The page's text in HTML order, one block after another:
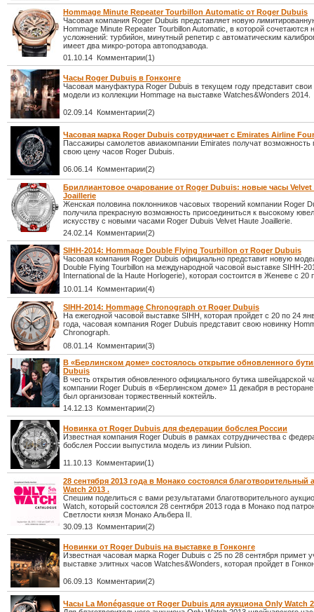
Hommage Minute Repeater Tourbillon Automatic от Roger Dubuis
Часовая компания Roger Dubuis представляет новую
Hommage Minute Repeater Tourbillon Automatic, в которой сочетаются
усложнений: турбийон, минутный репетир с автоматическим
имеет два микро-ротора автоподзавода.
01.10.14 Комментарии(1)
Часы Roger Dubuis в Гонконге
Часовая мануфактура Roger Dubuis в текущем году представит
модели из коллекции Hommage на выставке Watches&Wonders 2014.
02.09.14 Комментарии(2)
Часовая марка Roger Dubuis сотрудничает с Emirates Airline
Пассажиры самолетов авиакомпании Emirates получат возможность
свою цену часов Roger Dubuis.
06.06.14 Комментарии(2)
Бриллиантовое очарование от Roger Dubuis: новые часы Velvet
Joaillerie
Женская половина поклонников часовых творений компании Roger
получила прекрасную возможность присоединиться к высокому
искусству с новыми часами Roger Dubuis Velvet Haute Joaillerie.
24.02.14 Комментарии(2)
SIHH-2014: Hommage Double Flying Tourbillon от Roger Dubuis
Часовая компания Roger Dubuis официально представит новую
Double Flying Tourbillon на международной часовой выставке SIHH-
International de la Haute Horlogerie), которая состоится в Женеве с 20
10.01.14 Комментарии(4)
SIHH-2014: Hommage Chronograph от Roger Dubuis
На ежегодной часовой выставке SIHH, которая пройдет с 20 по 24
года, часовая компания Roger Dubuis представит свою новинку
Chronograph.
08.01.14 Комментарии(3)
В «Берлинском доме» состоялось открытие обновленного
Dubuis
В честь открытия обновленного официального бутика швейцарской
компании Roger Dubuis в «Берлинском доме» 11 декабря в
был организован торжественный коктейль.
14.12.13 Комментарии(2)
Новинка от Roger Dubuis для федерации бобслея России
Известная компания Roger Dubuis в рамках сотрудничества с
бобслея России выпустила модель из линии Pulsion.
11.10.13 Комментарии(1)
28 сентября 2013 года в Монако состоялся благотворительный
Watch 2013 .
Спешим поделиться с вами результатами благотворительного
Watch, который состоялся 28 сентября 2013 года в Монако под
Светлости князя Монако Альбера II.
30.09.13 Комментарии(2)
Новинки от Roger Dubuis на выставке в Гонконге
Известная часовая марка Roger Dubuis с 25 по 28 сентября примет
выставке элитных часов Watches&Wonders, которая пройдет в
06.09.13 Комментарии(2)
Часы La Monégasque от Roger Dubuis для аукциона Only Watch